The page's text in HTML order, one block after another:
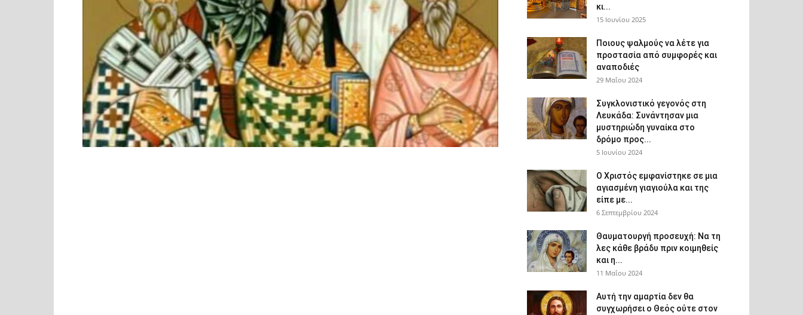
κι...
15 Ιουνίου 2025
Ποιους ψαλμούς να λέτε για
προστασία από συμφορές και
αναποδιές
29 Μαΐου 2024
Συγκλονιστικό γεγονός στη
Λευκάδα: Συνάντησαν μια
μυστηριώδη γυναίκα στο
δρόμο προς...
5 Ιουνίου 2024
Ο Χριστός εμφανίστηκε σε μια
αγιασμένη γιαγιούλα και της
είπε με...
6 Σεπτεμβρίου 2024
Θαυματουργή προσευχή: Να τη
λες κάθε βράδυ πριν κοιμηθείς
και η...
11 Μαΐου 2024
Αυτή την αμαρτία δεν θα
συγχωρήσει ο Θεός ούτε στον